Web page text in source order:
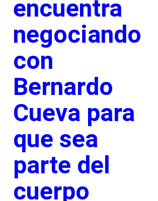
encuentra
negociando
con
Bernardo
Cueva para
que sea
parte del
cuerpo